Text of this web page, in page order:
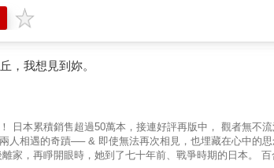
&mdash;&mdash;何謂真愛？讓人得以窺見其中一角的感
，我想見到妳。
攻隊員
的思念。 國中2年級的百合，過著覺得母親、學校的一切都很煩的生